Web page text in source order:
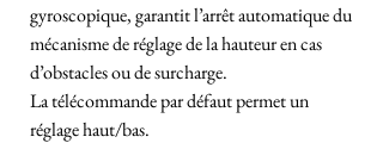
gyroscopique, garantit l’arrêt automatique du
mécanisme de réglage de la hauteur en cas
d’obstacles ou de surcharge.
La télécommande par défaut permet un
réglage haut/bas.